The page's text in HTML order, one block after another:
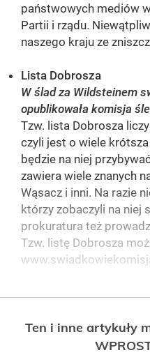
państwowych mediów
Partii i rządu.
naszego kraju ze
Lista Dobrosza
W ślad za Wildsteinem
opublikowała komisja
Tzw. lista Dobrosza
czyli jest o wiele
będzie na niej
zawiera wiele znanych
Wąsacz i inni. Na razie
którzy zobaczyli na niej
prokuratura też
Tzw. listę Dobrosza
Ten i inne artykuły